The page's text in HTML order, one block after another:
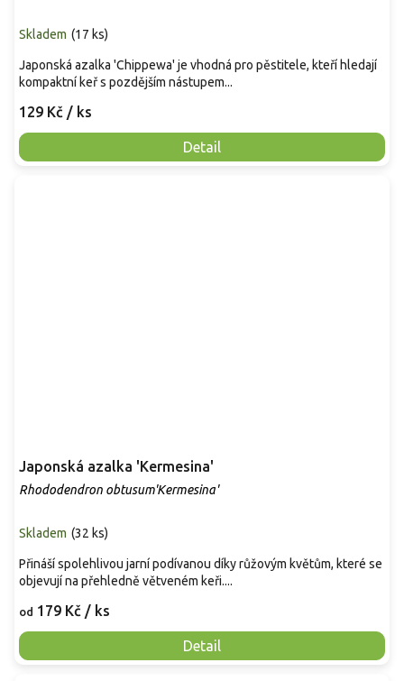
Skladem (17 ks)
129 Kč / ks
Detail
Japonská azalka 'Chippewa' je vhodná pro pěstitele, kteří hledají
kompaktní keř s pozdějším nástupem...
Japonská azalka 'Kermesina'
Rhododendron obtusum'Kermesina'
Skladem (32 ks)
od 179 Kč / ks
Detail
Přináší spolehlivou jarní podívanou díky růžovým květům, které se
objevují na přehledně větveném keři....